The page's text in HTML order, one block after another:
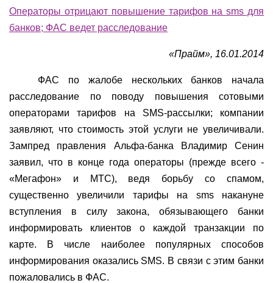
Операторы отрицают повышение тарифов на sms для
банков; ФАС ведет расследование
«Прайм», 16.01.2014
ФАС по жалобе нескольких банков начала
расследование по поводу повышения сотовыми
операторами тарифов на SMS-рассылки; компании
заявляют, что стоимость этой услуги не увеличивали.
Зампред правления Альфа-банка Владимир Сенин
заявил, что в конце года операторы (прежде всего -
«Мегафон» и МТС), ведя борьбу со спамом,
существенно увеличили тарифы на sms накануне
вступления в силу закона, обязывающего банки
информировать клиентов о каждой транзакции по
карте. В числе наиболее популярных способов
информирования оказались SMS. В связи с этим банки
пожаловались в ФАС.